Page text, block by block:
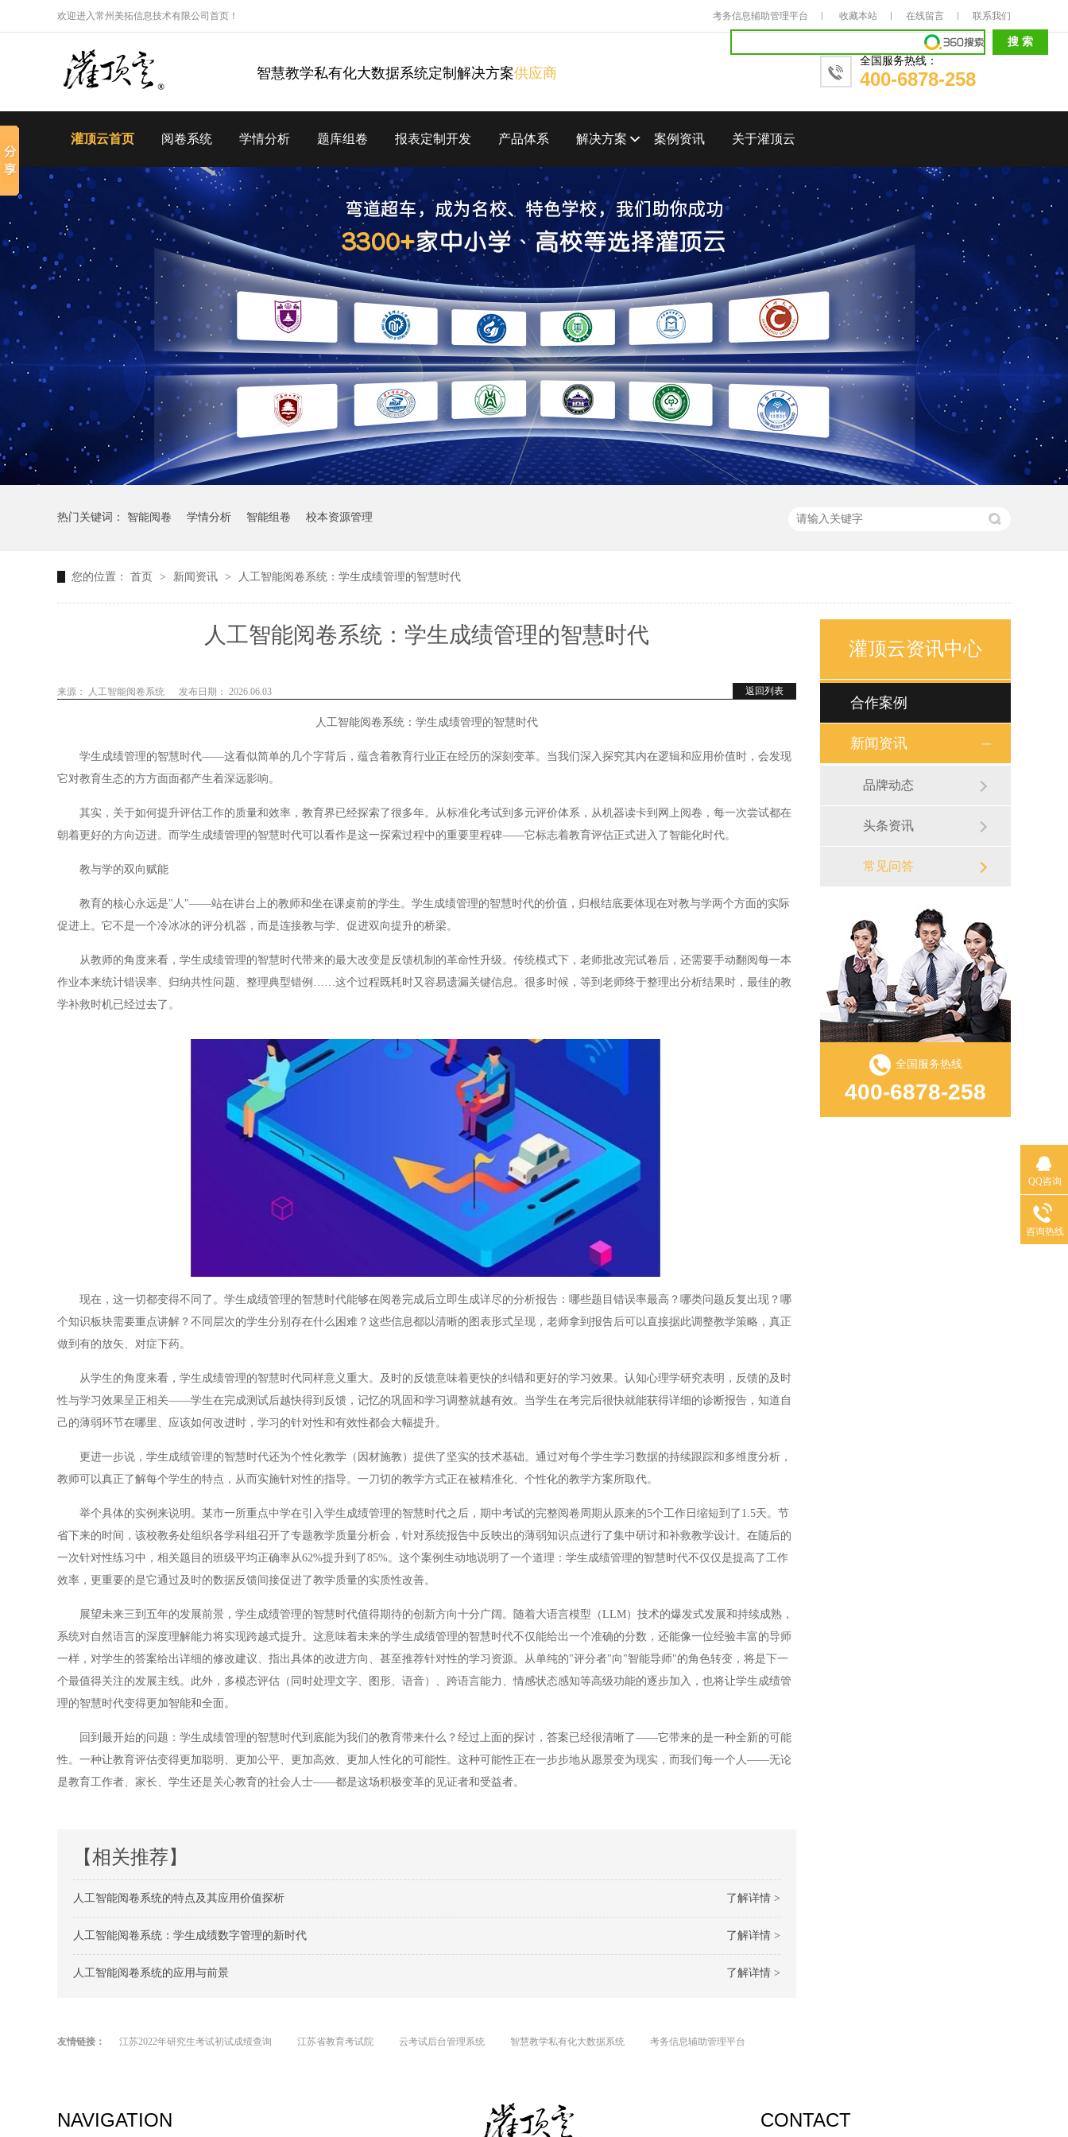
考务信息辅助管理平台 收藏本站 在线留言 联系我们
欢迎进入常州美拓信息技术有限公司首页！
智慧教学私有化大数据系统定制解决方案供应商
全国服务热线：
400-6878-258
灌顶云首页 阅卷系统 学情分析 题库组卷 报表定制开发 产品体系 解决方案 案例资讯 关于灌顶云
热门关键词： 智能阅卷 学情分析 智能组卷 校本资源管理
您的位置： 首页 > 新闻资讯 > 人工智能阅卷系统：学生成绩管理的智慧时代
人工智能阅卷系统：学生成绩管理的智慧时代
返回列表
来源： 人工智能阅卷系统 发布日期： 2026.06.03
人工智能阅卷系统：学生成绩管理的智慧时代
学生成绩管理的智慧时代——这看似简单的几个字背后，蕴含着教育行业正在经历的深刻变革。当我们深入探究其内在逻辑和应用价值时，会发现
它对教育生态的方方面面都产生着深远影响。
其实，关于如何提升评估工作的质量和效率，教育界已经探索了很多年。从标准化考试到多元评价体系，从机器读卡到网上阅卷，每一次尝试都在
朝着更好的方向迈进。而学生成绩管理的智慧时代可以看作是这一探索过程中的重要里程碑——它标志着教育评估正式进入了智能化时代。
教与学的双向赋能
教育的核心永远是"人"——站在讲台上的教师和坐在课桌前的学生。学生成绩管理的智慧时代的价值，归根结底要体现在对教与学两个方面的实际
促进上。它不是一个冷冰冰的评分机器，而是连接教与学、促进双向提升的桥梁。
从教师的角度来看，学生成绩管理的智慧时代带来的最大改变是反馈机制的革命性升级。传统模式下，老师批改完试卷后，还需要手动翻阅每一本
作业本来统计错误率、归纳共性问题、整理典型错例……这个过程既耗时又容易遗漏关键信息。很多时候，等到老师终于整理出分析结果时，最佳的教
学补救时机已经过去了。
现在，这一切都变得不同了。学生成绩管理的智慧时代能够在阅卷完成后立即生成详尽的分析报告：哪些题目错误率最高？哪类问题反复出现？哪
个知识板块需要重点讲解？不同层次的学生分别存在什么困难？这些信息都以清晰的图表形式呈现，老师拿到报告后可以直接据此调整教学策略，真正
做到有的放矢、对症下药。
从学生的角度来看，学生成绩管理的智慧时代同样意义重大。及时的反馈意味着更快的纠错和更好的学习效果。认知心理学研究表明，反馈的及时
性与学习效果呈正相关——学生在完成测试后越快得到反馈，记忆的巩固和学习调整就越有效。当学生在考完后很快就能获得详细的诊断报告，知道自
己的薄弱环节在哪里、应该如何改进时，学习的针对性和有效性都会大幅提升。
更进一步说，学生成绩管理的智慧时代还为个性化教学（因材施教）提供了坚实的技术基础。通过对每个学生学习数据的持续跟踪和多维度分析，
教师可以真正了解每个学生的特点，从而实施针对性的指导。一刀切的教学方式正在被精准化、个性化的教学方案所取代。
举个具体的实例来说明。某市一所重点中学在引入学生成绩管理的智慧时代之后，期中考试的完整阅卷周期从原来的5个工作日缩短到了1.5天。节
省下来的时间，该校教务处组织各学科组召开了专题教学质量分析会，针对系统报告中反映出的薄弱知识点进行了集中研讨和补救教学设计。在随后的
一次针对性练习中，相关题目的班级平均正确率从62%提升到了85%。这个案例生动地说明了一个道理：学生成绩管理的智慧时代不仅仅是提高了工作
效率，更重要的是它通过及时的数据反馈间接促进了教学质量的实质性改善。
展望未来三到五年的发展前景，学生成绩管理的智慧时代值得期待的创新方向十分广阔。随着大语言模型（LLM）技术的爆发式发展和持续成熟，
系统对自然语言的深度理解能力将实现跨越式提升。这意味着未来的学生成绩管理的智慧时代不仅能给出一个准确的分数，还能像一位经验丰富的导师
一样，对学生的答案给出详细的修改建议、指出具体的改进方向、甚至推荐针对性的学习资源。从单纯的"评分者"向"智能导师"的角色转变，将是下一
个最值得关注的发展主线。此外，多模态评估（同时处理文字、图形、语音）、跨语言能力、情感状态感知等高级功能的逐步加入，也将让学生成绩管
理的智慧时代变得更加智能和全面。
回到最开始的问题：学生成绩管理的智慧时代到底能为我们的教育带来什么？经过上面的探讨，答案已经很清晰了——它带来的是一种全新的可能
性。一种让教育评估变得更加聪明、更加公平、更加高效、更加人性化的可能性。这种可能性正在一步步地从愿景变为现实，而我们每一个人——无论
是教育工作者、家长、学生还是关心教育的社会人士——都是这场积极变革的见证者和受益者。
【相关推荐】
了解详情 >
人工智能阅卷系统的特点及其应用价值探析
了解详情 >
人工智能阅卷系统：学生成绩数字管理的新时代
了解详情 >
人工智能阅卷系统的应用与前景
灌顶云资讯中心
合作案例
新闻资讯
品牌动态
头条资讯
常见问答
全国服务热线
400-6878-258
友情链接： 江苏2022年研究生考试初试成绩查询 江苏省教育考试院 云考试后台管理系统 智慧教学私有化大数据系统 考务信息辅助管理平台
NAVIGATION CONTACT
QQ咨询
咨询热线